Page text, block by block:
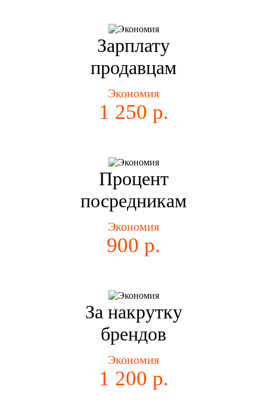
Зарплату
продавцам
Экономия
1 250 р.
Процент
посредникам
Экономия
900 р.
За накрутку
брендов
Экономия
1 200 р.